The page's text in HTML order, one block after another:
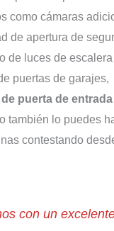
como cámaras
de apertura de
de luces de escalera
puertas de garajes,
puerta de
también lo puedes
contestando
con un